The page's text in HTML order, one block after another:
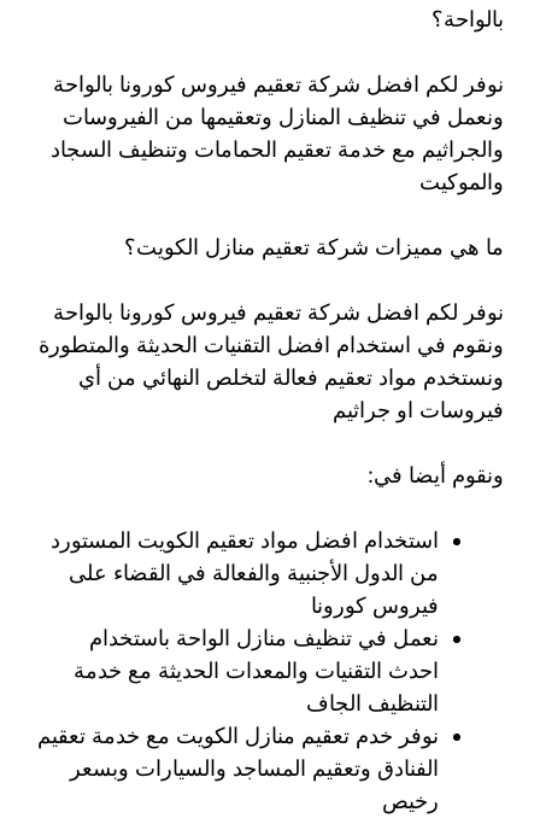
بالواحة؟
نوفر لكم افضل شركة تعقيم فيروس كورونا بالواحة
ونعمل في تنظيف المنازل وتعقيمها من الفيروسات
والجراثيم مع خدمة تعقيم الحمامات وتنظيف السجاد
والموكيت
ما هي مميزات شركة تعقيم منازل الكويت؟
نوفر لكم افضل شركة تعقيم فيروس كورونا بالواحة
ونقوم في استخدام افضل التقنيات الحديثة والمتطورة
ونستخدم مواد تعقيم فعالة لتخلص النهائي من أي
فيروسات او جراثيم
ونقوم أيضا في:
استخدام افضل مواد تعقيم الكويت المستورد
من الدول الأجنبية والفعالة في القضاء على
فيروس كورونا
نعمل في تنظيف منازل الواحة باستخدام
احدث التقنيات والمعدات الحديثة مع خدمة
التنظيف الجاف
نوفر خدم تعقيم منازل الكويت مع خدمة تعقيم
الفنادق وتعقيم المساجد والسيارات وبسعر
رخيص